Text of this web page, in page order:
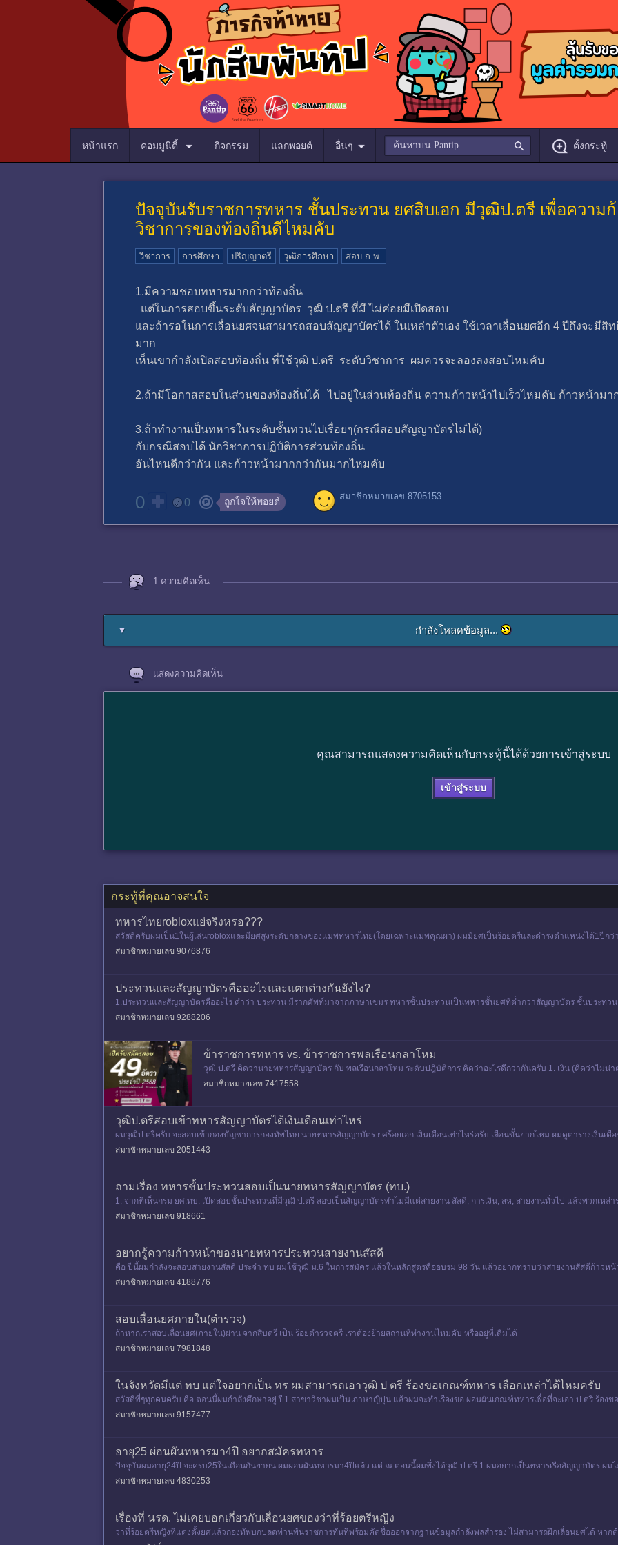
หน้าแรก คอมมูนิตี้ กิจกรรม แลกพอยต์ อื่นๆ ตั้งกระทู้
ปัจจุบันรับราชการทหาร ชั้นประทวน ยศสิบเอก มีวุฒิป.ตรี เพื่อความ
วิชาการของท้องถิ่นดีไหมคับ
วิชาการ การศึกษา ปริญญาตรี วุฒิการศึกษา สอบ ก.พ.
1.มีความชอบทหารมากกว่าท้องถิ่น
แต่ในการสอบขึ้นระดับสัญญาบัตร วุฒิ ป.ตรี ที่มี ไม่ค่อยมีเปิดสอบ
และถ้ารอในการเลื่อนยศจนสามารถสอบสัญญาบัตรได้ ในเหล่าตัวเอง ใช้เวลาเลื่อนยศอีก 4 ปีถึงจะมี
มาก
เห็นเขากำลังเปิดสอบท้องถิ่น ที่ใช้วุฒิ ป.ตรี ระดับวิชาการ ผมควรจะลองลงสอบไหมคับ
2.ถ้ามีโอกาสสอบในส่วนของท้องถิ่นได้ ไปอยู่ในส่วนท้องถิ่น ความก้าวหน้าไปเร็วไหมคับ ก้าวหน้าม
3.ถ้าทำงานเป็นทหารในระดับชั้นทวนไปเรื่อยๆ(กรณีสอบสัญญาบัตรไม่ได้)
กับกรณีสอบได้ นักวิชาการปฏิบัติการส่วนท้องถิ่น
อันไหนดีกว่ากัน และก้าวหน้ามากกว่ากันมากไหมคับ
0 0 ถูกใจให้พอยต์ สมาชิกหมายเลข 8705153
1 ความคิดเห็น
▼ กำลังโหลดข้อมูล...
แสดงความคิดเห็น
คุณสามารถแสดงความคิดเห็นกับกระทู้นี้ได้ด้วยการเข้าสู่ระบบ
เข้าสู่ระบบ
กระทู้ที่คุณอาจสนใจ
ทหารไทยrobloxแย่จริงหรอ???
สวัสดีครับผมเป็น1ในผู้เล่นrobloxและมียศสูงระดับกลางของแมพทหารไทย(โดยเฉพาะแมพคุณผา) ผมมียศเป็นร้อยตรีและดำรงตำแหน่งได้1ปีกว่
คนไทย)ไม่ชอบทหารไทยกันเพร
สมาชิกหมายเลข 9076876
ประทวนและสัญญาบัตรคืออะไรและแตกต่างกันยังไง?
1.ประทวนและสัญญาบัตรคืออะไร คำว่า ประทวน มีรากศัพท์มาจากภาษาเขมร ทหารชั้นประทวนเป็นทหารชั้นยศที่ต่ำกว่าสัญญาบัตร ชั้นประทว
บัตร มีรากศัพท์มาจากภาษาบาล
สมาชิกหมายเลข 9288206
ข้าราชการทหาร vs. ข้าราชการพลเรือนกลาโหม
วุฒิ ป.ตรี คิดว่านายทหารสัญญาบัตร กับ พลเรือนกลาโหม ระดับปฎิบัติการ คิดว่าอะไรดีกว่ากันครับ 1. เงิน (คิดว่าไม่น่า
ะไปได้ไกลแค่ไหน​) 3. ​ภาพลักษณ์(นานา
สมาชิกหมายเลข 7417558
วุฒิป.ตรีสอบเข้าทหารสัญญาบัตรได้เงินเดือนเท่าไหร่
ผมวุฒิป.ตรีครับ จะสอบเข้ากองบัญชาการกองทัพไทย นายทหารสัญญาบัตร ยศร้อยเอก เงินเดือนเท่าไหร่ครับ เลื่อนขั้นยากไหม ผมดูตารางเงินเดื
นห้า แต่ทหารบกไม่ไ
สมาชิกหมายเลข 2051443
ถามเรื่อง ทหารชั้นประทวนสอบเป็นนายทหารสัญญาบัตร (ทบ.)
1. จากที่เห็นกรม ยศ.ทบ. เปิดสอบชั้นประทวนที่มีวุฒิ ป.ตรี สอบเป็นสัญญาบัตรทำไมมีแต่สายงาน สัสดี, การเงิน, สห, สายงานทั่วไป แล้วพวกเหล่
รือต้องรอ ยศ
สมาชิกหมายเลข 918661
อยากรู้ความก้าวหน้าของนายทหารประทวนสายงานสัสดี
คือ ปีนี้ผมกำลังจะสอบสายงานสัสดี ประจำ ทบ ผมใช้วุฒิ ม.6 ในการสมัคร แล้วในหลักสูตรคืออบรม 98 วัน แล้วอยากทราบว่าสายงานสัสดีก้าวหน้
ที่ รร.นนส.ทบ มั้ย แล้วเ
สมาชิกหมายเลข 4188776
สอบเลื่อนยศภายใน(ตำรวจ)
ถ้าหากเราสอบเลื่อนยศ(ภายใน)ผ่าน จากสิบตรี เป็น ร้อยตำรวจตรี เราต้องย้ายสถานที่ทำงานไหมคับ หรืออยู่ที่เดิมได้
สมาชิกหมายเลข 7981848
ในจังหวัดมีแต่ ทบ แต่ใจอยากเป็น ทร ผมสามารถเอาวุฒิ ป ตรี ร้องขอเกณฑ์ทหาร เลือกเหล่าได้ไหมครับ
สวัสดีพี่ๆทุกคนครับ คือ ตอนนี้ผมกำลังศึกษาอยู่ ปี1 สาขาวิชาผมเป็น ภาษาญี่ปุ่น แล้วผมจะทำเรื่องขอ ผ่อนผันเกณฑ์ทหารเพื่อที่จะเอา ป ตรี ร้อ
ยู่จังหวั
สมาชิกหมายเลข 9157477
อายุ25 ผ่อนผันทหารมา4ปี อยากสมัครทหาร
ปัจจุบันผมอายุ24ปี จะครบ25ในเดือนกันยายน ผมผ่อนผันทหารมา4ปีแล้ว แต่ ณ ตอนนี้ผมพึ่งได้วุฒิ ป.ตรี 1.ผมอยากเป็นทหารเรือสัญญาบัตร ผมไ
2.ถ้าผมสมัครท
สมาชิกหมายเลข 4830253
เรื่องที่ นรด. ไม่เคยบอกเกี่ยวกับเลื่อนยศของว่าที่ร้อยตรีหญิง
ว่าที่ร้อยตรีหญิงที่แต่งตั้งยศแล้วกองทัพบกปลดท่านพ้นราชการทันทีพร้อมคัดชื่อออกจากฐานข้อมูลกำลังพลสำรอง ไม่สามารถฝึกเลื่อนยศได้ หาก